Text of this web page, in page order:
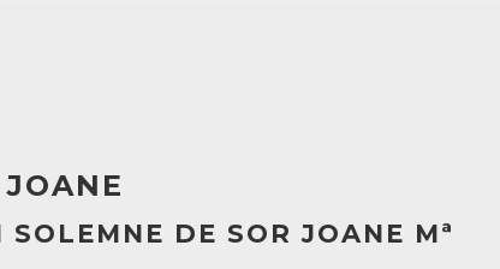
SOLEMNE DE SOR JOANE Mª